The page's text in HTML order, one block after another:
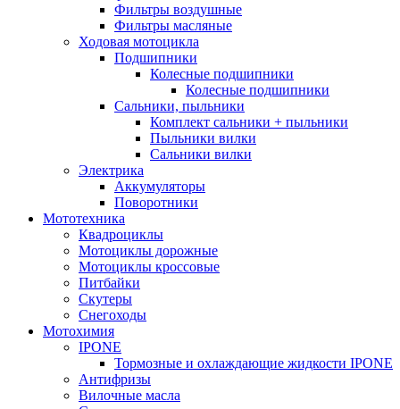
Фильтры воздушные
Фильтры масляные
Ходовая мотоцикла
Подшипники
Колесные подшипники
Колесные подшипники
Сальники, пыльники
Комплект сальники + пыльники
Пыльники вилки
Сальники вилки
Электрика
Аккумуляторы
Поворотники
Мототехника
Квадроциклы
Мотоциклы дорожные
Мотоциклы кроссовые
Питбайки
Скутеры
Снегоходы
Мотохимия
IPONE
Тормозные и охлаждающие жидкости IPONE
Антифризы
Вилочные масла